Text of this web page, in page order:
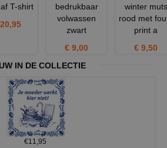
T-shirt
bedrukbaar
volwassen
zwart
€ 9,00
winter muts
rood met
print a
€ 9,50
IN DE COLLECTIE
€11,95